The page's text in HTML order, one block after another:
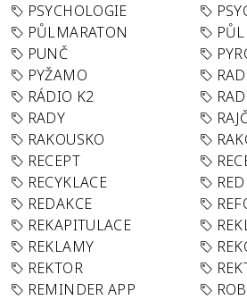
PSYCHOLOGIE
PŮLMARATON
PUNČ
PYŽAMO
RÁDIO K2
RADY
RAKOUSKO
RECEPT
RECYKLACE
REDAKCE
REKAPITULACE
REKLAMY
REKTOR
REMINDER APP